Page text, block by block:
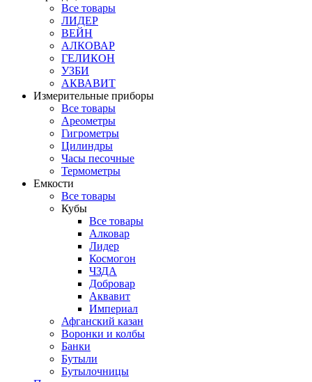
Все товары
ЛИДЕР
ВЕЙН
АЛКОВАР
ГЕЛИКОН
УЗБИ
АКВАВИТ
Измерительные приборы
Все товары
Ареометры
Гигрометры
Цилиндры
Часы песочные
Термометры
Емкости
Все товары
Кубы
Все товары
Алковар
Лидер
Космогон
ЧЗДА
Добровар
Аквавит
Империал
Афганский казан
Воронки и колбы
Банки
Бутыли
Бутылочницы